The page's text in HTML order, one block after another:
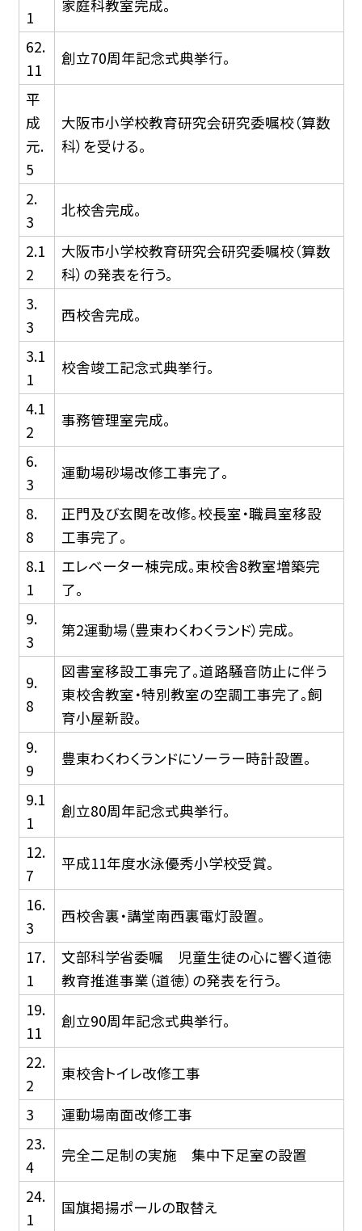
1
家庭科教室完成。
62.
11
創立70周年記念式典挙行。
平
成
元.
5
大阪市小学校教育研究会研究委嘱校（算数
科）を受ける。
2.
3
北校舎完成。
2.1
2
大阪市小学校教育研究会研究委嘱校（算数
科）の発表を行う。
3.
3
西校舎完成。
3.1
1
校舎竣工記念式典挙行。
4.1
2
事務管理室完成。
6.
3
運動場砂場改修工事完了。
8.
8
正門及び玄関を改修。校長室・職員室移設
工事完了。
8.1
1
エレベーター棟完成。東校舎8教室増築完
了。
9.
3
第2運動場（豊東わくわくランド）完成。
9.
8
図書室移設工事完了。道路騒音防止に伴う
東校舎教室・特別教室の空調工事完了。飼
育小屋新設。
9.
9
豊東わくわくランドにソーラー時計設置。
9.1
1
創立80周年記念式典挙行。
12.
7
平成11年度水泳優秀小学校受賞。
16.
3
西校舎裏・講堂南西裏電灯設置。
17.
1
文部科学省委嘱 児童生徒の心に響く道徳
教育推進事業（道徳）の発表を行う。
19.
11
創立90周年記念式典挙行。
22.
2
東校舎トイレ改修工事
3
運動場南面改修工事
23.
4
完全二足制の実施 集中下足室の設置
24.
1
国旗掲揚ポールの取替え